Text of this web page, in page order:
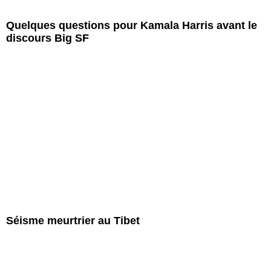
Quelques questions pour Kamala Harris avant le
discours Big SF
Séisme meurtrier au Tibet